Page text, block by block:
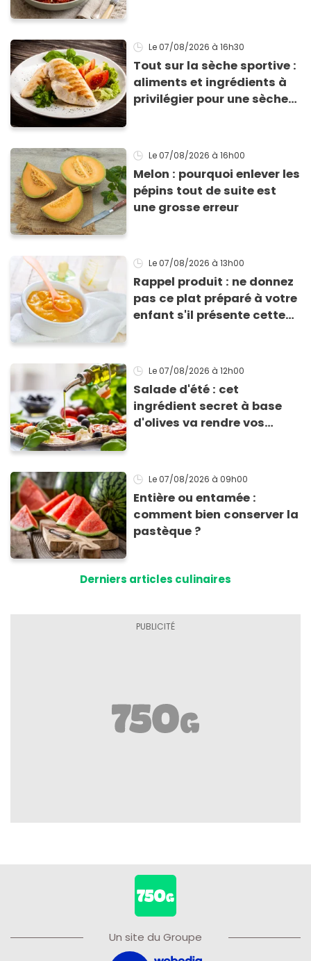
Le 07/08/2026 à 16h30
Tout sur la sèche sportive :
aliments et ingrédients à
privilégier pour une sèche
Le 07/08/2026 à 16h00
Melon : pourquoi enlever les
pépins tout de suite est
une grosse erreur
Le 07/08/2026 à 13h00
Rappel produit : ne donnez
pas ce plat préparé à votre
enfant s'il présente cette
Le 07/08/2026 à 12h00
Salade d'été : cet
ingrédient secret à base
d'olives va rendre vos
Le 07/08/2026 à 09h00
Entière ou entamée :
comment bien conserver la
pastèque ?
Derniers articles culinaires
Un site du Groupe